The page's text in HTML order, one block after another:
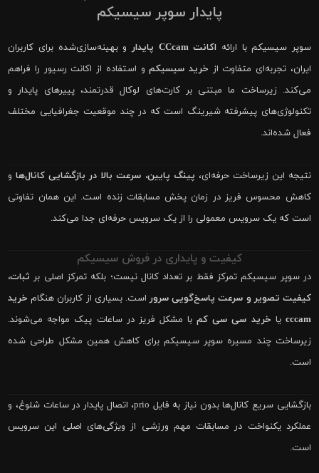
پایدار سوپر سیسیکم
سوپر سیسیکم با ارائه اکانت CCcam پایدار
و بهینه‌سازی‌شده برای کاربران
ایران، تجربه‌ای متفاوت از خرید سیسیکمو استفاده از اکانت رسیور را فراهم
می‌کند. زیرساخت ما مبتنی بر کارت‌های لوکال قدرتمند، پییرهای پایدار و
تکنولوژی‌های پیشرفته شیرینگ است که در چند موقعیت جغرافیایی مختلف
فعال شده‌اند.
نتیجه این زیرساخت حرفه‌ای، پینگ پایین، سرعت بالا در بازگشایی کانال‌هاو
کاهش محسوس فریز در زمان پخش مسابقات زنده است. این همان تفاوتی
است که یک سرویس معمولی را از یک سرویس حرفه‌ای جدا می‌کند.
کیفیت و پایداری در فروش سیسیکم
در سوپر سیسیکم تمرکز فقط بر تعداد کانال نیست؛ بلکه تمرکز اصلی بر ثبات،
کیفیت تصویر و سرعت پاسخ‌گویی سروراست. بسیاری از کاربران هنگام خرید
cccam یا خرید سی سی کمبا مشکل فریز در ساعات پیک مواجه می‌شوند.
زیرساخت چند مسیره سوپر سیسیکم برای کاهش همین مشکل طراحی شده
است.
بازگشایی سریع کانال‌ها بدون نیاز به فایل prio، اتصال پایدار در ساعات شلوغ، و
عملکرد یکنواخت در مسابقات مهم ورزشی از ویژگی‌های اصلی این سرویس
است.